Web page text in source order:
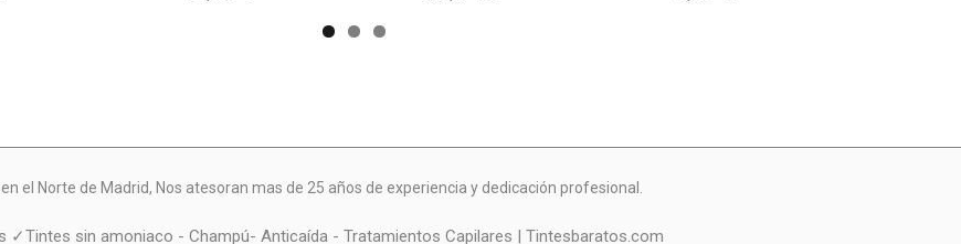
el Norte de Madrid, Nos atesoran mas de 25 años de experiencia y dedicación profesional.
✓Tintes sin amoniaco - Champú- Anticaída - Tratamientos Capilares | Tintesbaratos.com